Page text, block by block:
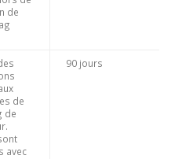
de
de
de
avec
90 jours